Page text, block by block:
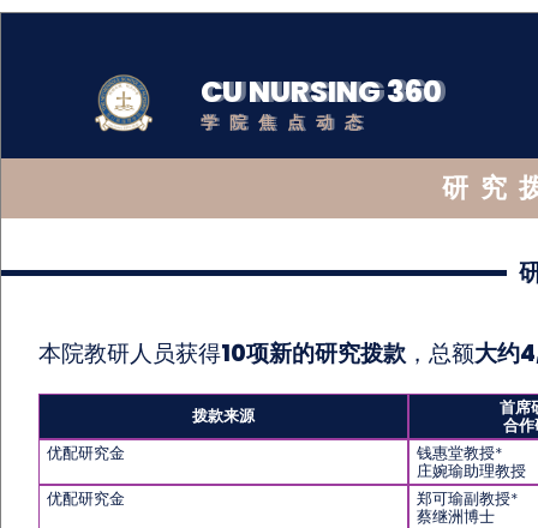
CU NURSING 360
学院焦点动态
研究
本院教研人员获得10项新的研究拨款，总额大约
拨款来源
首席
合
优配研究金
钱惠堂教授*
庄婉瑜助理教授
优配研究金
郑可瑜副教授*
蔡继洲博士